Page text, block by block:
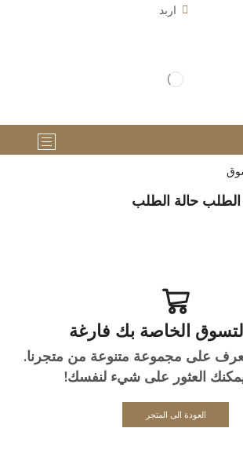
اربد
الطلب حالة الطلب
الخاصة بك فارغة
على مجموعة متنوعة من متجرنا.
يمكنك العثور على شيء لنفسك!
العودة الى المتجر